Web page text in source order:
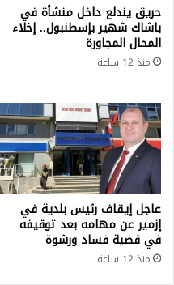
حريق يندلع داخل منشأة في
باشاك شهير بإسطنبول.. إخلاء
المحال المجاورة
منذ 12 ساعة
عاجل إيقاف رئيس بلدية في
إزمير عن مهامه بعد توقيفه
في قضية فساد ورشوة
منذ 12 ساعة